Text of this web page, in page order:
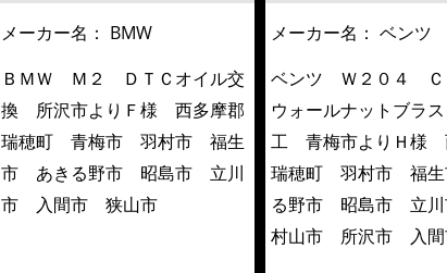
メーカー名： BMW
ＢＭＷ Ｍ２ ＤＴＣオイル交
換 所沢市よりＦ様 西多摩郡
瑞穂町 青梅市 羽村市 福生
市 あきる野市 昭島市 立川
市 入間市 狭山市
メーカー名： ベンツ
ベンツ Ｗ２０４
ウォールナットブラ
工 青梅市よりＨ様
瑞穂町 羽村市 福
る野市 昭島市 立
村山市 所沢市 入間